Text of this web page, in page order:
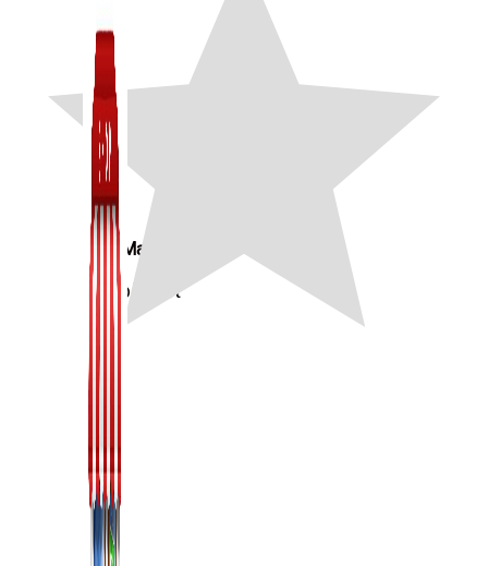
Zalo Marketing
104 bài viết
New